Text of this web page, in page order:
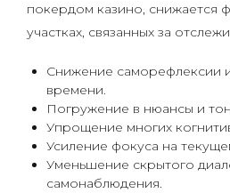
покердом казино, снижается
участках, связанных за
Снижение саморефлексии
времени.
Погружение в нюансы и
Упрощение многих
Усиление фокуса на
Уменьшение скрытого
самонаблюдения.